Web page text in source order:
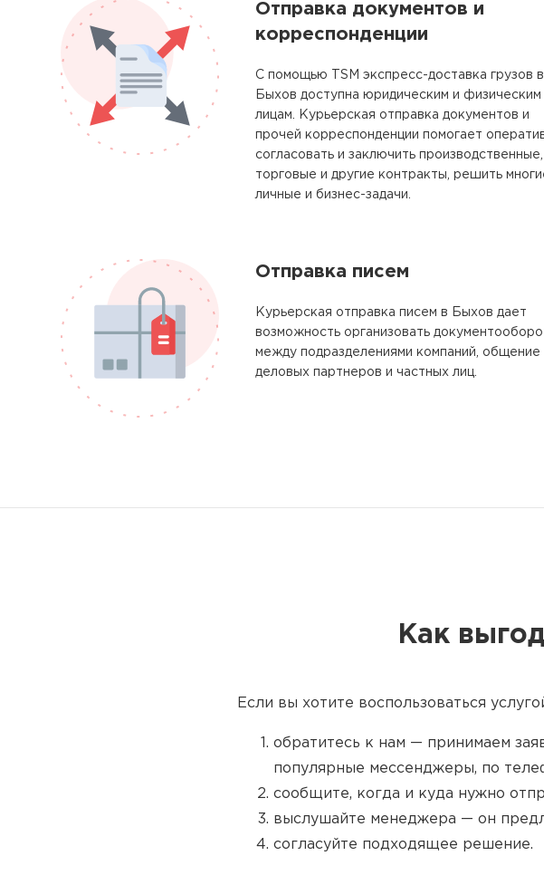
Отправка документов и
корреспонденции
С помощью TSM экспресс-доставка грузов в
Быхов доступна юридическим и физическим
лицам. Курьерская отправка документов и
прочей корреспонденции помогает
согласовать и заключить производственные,
торговые и другие контракты, решить
личные и бизнес-задачи.
Отправка писем
Курьерская отправка писем в Быхов дает
возможность организовать
между подразделениями компаний, общение
деловых партнеров и частных лиц.
Как
Если вы хотите воспользоваться
обратитесь к нам — принимаем
популярные мессенджеры, по
сообщите, когда и куда нужно
выслушайте менеджера — он
согласуйте подходящее решение.